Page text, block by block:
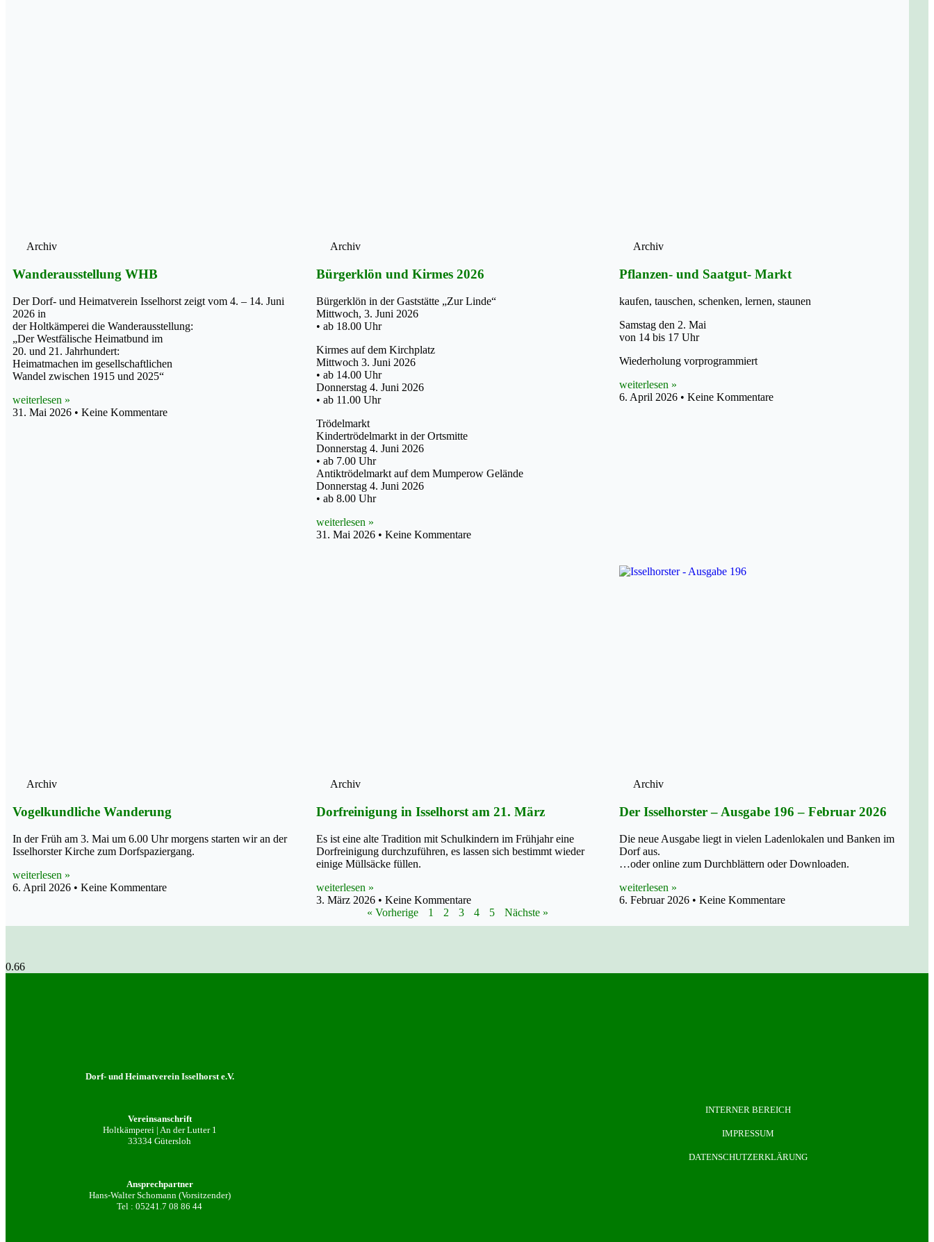
Archiv
Wanderausstellung WHB
Der Dorf- und Heimatverein Isselhorst zeigt vom 4. – 14. Juni
2026 in
der Holtkämperei die Wanderausstellung:
„Der Westfälische Heimatbund im
20. und 21. Jahrhundert:
Heimatmachen im gesellschaftlichen
Wandel zwischen 1915 und 2025“
weiterlesen »
31. Mai 2026
Keine Kommentare
Archiv
Bürgerklön und Kirmes 2026
Bürgerklön in der Gaststätte „Zur Linde“
Mittwoch, 3. Juni 2026
• ab 18.00 Uhr
Kirmes auf dem Kirchplatz
Mittwoch 3. Juni 2026
• ab 14.00 Uhr
Donnerstag 4. Juni 2026
• ab 11.00 Uhr
Trödelmarkt
Kindertrödelmarkt in der Ortsmitte
Donnerstag 4. Juni 2026
• ab 7.00 Uhr
Antiktrödelmarkt auf dem Mumperow Gelände
Donnerstag 4. Juni 2026
• ab 8.00 Uhr
weiterlesen »
31. Mai 2026
Keine Kommentare
Archiv
Pflanzen- und Saatgut- Markt
kaufen, tauschen, schenken, lernen, staunen
Samstag den 2. Mai
von 14 bis 17 Uhr
Wiederholung vorprogrammiert
weiterlesen »
6. April 2026
Keine Kommentare
Archiv
Vogelkundliche Wanderung
In der Früh am 3. Mai um 6.00 Uhr morgens starten wir an der
Isselhorster Kirche zum Dorfspaziergang.
weiterlesen »
6. April 2026
Keine Kommentare
Archiv
Dorfreinigung in Isselhorst am 21. März
Es ist eine alte Tradition mit Schulkindern im Frühjahr eine
Dorfreinigung durchzuführen, es lassen sich bestimmt wieder
einige Müllsäcke füllen.
weiterlesen »
3. März 2026
Keine Kommentare
Archiv
Der Isselhorster – Ausgabe 196 – Februar 2026
Die neue Ausgabe liegt in vielen Ladenlokalen und Banken im
Dorf aus.
…oder online zum Durchblättern oder Downloaden.
weiterlesen »
6. Februar 2026
Keine Kommentare
« Vorherige
1 2 3 4 5 Nächste »
Dorf- und Heimatverein Isselhorst e.V.
Vereinsanschrift
Holtkämperei | An der Lutter 1
33334 Gütersloh
Ansprechpartner
Hans-Walter Schomann (Vorsitzender)
Tel :05241.7 08 86 44
INTERNER BEREICH
IMPRESSUM
DATENSCHUTZERKLÄRUNG